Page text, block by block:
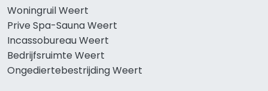
Woningruil Weert
Prive Spa-Sauna Weert
Incassobureau Weert
Bedrijfsruimte Weert
Ongediertebestrijding Weert